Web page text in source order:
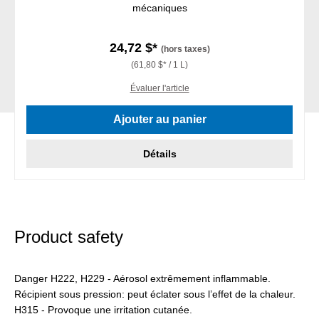
mécaniques
24,72 $* (hors taxes)
(61,80 $* / 1 L)
Évaluer l'article
Ajouter au panier
Détails
Product safety
Danger H222, H229 - Aérosol extrêmement inflammable.
Récipient sous pression: peut éclater sous l’effet de la chaleur.
H315 - Provoque une irritation cutanée.